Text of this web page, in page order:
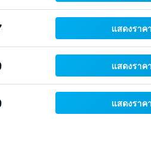
แสดงราคา
แสดงราคา
แสดงราคา